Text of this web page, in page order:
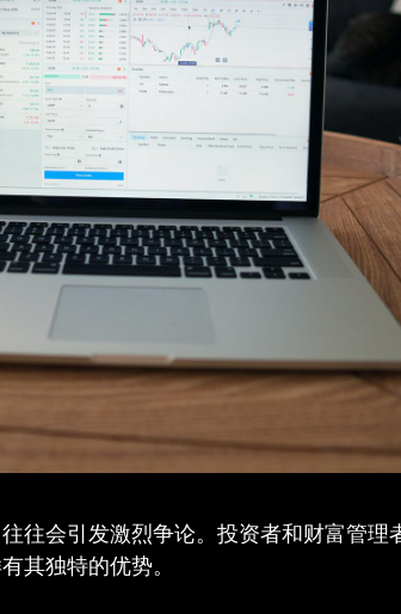
往会引发激烈争论。投资者和财富管
其独特的优势。